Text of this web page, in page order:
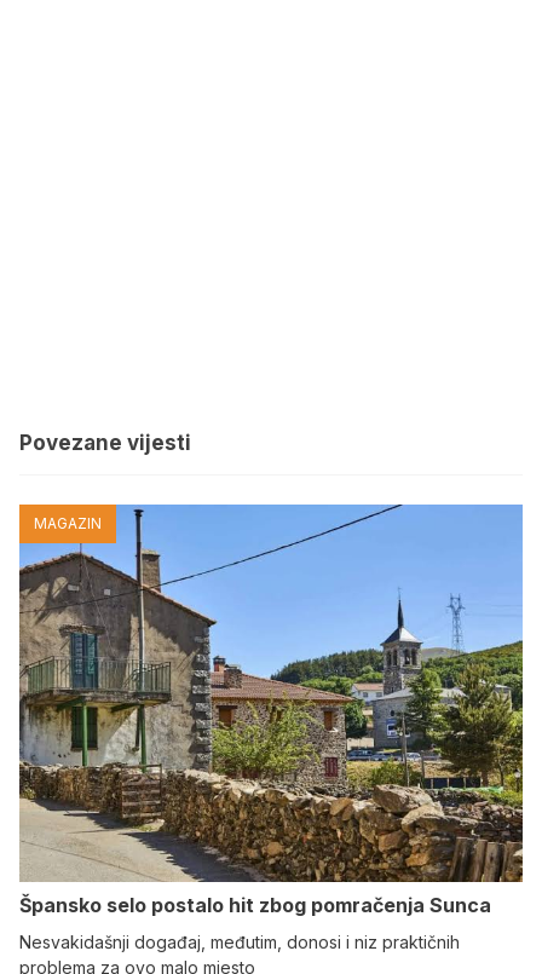
Povezane vijesti
MAGAZIN
Špansko selo postalo hit zbog pomračenja Sunca
Nesvakidašnji događaj, međutim, donosi i niz praktičnih
problema za ovo malo mjesto